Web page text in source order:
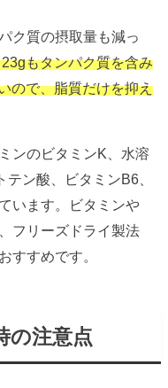
ク質の摂取量も減っ
もタンパク質を含み
ので、脂質だけを抑え
ンのビタミンK、水溶
ン酸、ビタミンB6、
います。ビタミンや
フリーズドライ製法
すすめです。
の注意点